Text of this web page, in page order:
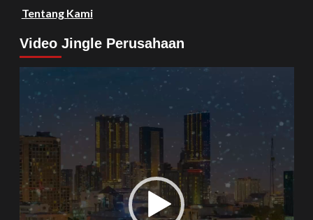
Tentang Kami
Video Jingle Perusahaan
Video
Player